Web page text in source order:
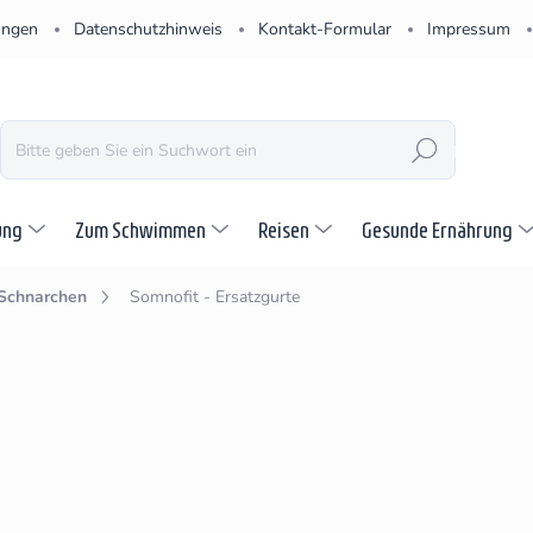
Datenschutzhinweis Kontakt-Formular Impressum
SUCHEN
Zum Schwimmen Reisen Gesunde Ernährung
Somnofit - Ersatzgurte